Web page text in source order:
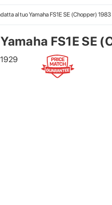
al tuo Yamaha FS1E SE (Chopper) 1983
FS1E SE